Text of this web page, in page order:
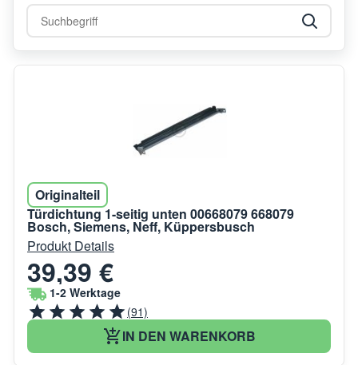
Originalteil
Türdichtung 1-seitig unten 00668079 668079
Bosch, Siemens, Neff, Küppersbusch
Produkt Details
39,39 €
1-2 Werktage
(91)
IN DEN WARENKORB